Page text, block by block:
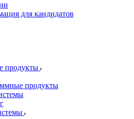
для кандидатов
продукты
продукты